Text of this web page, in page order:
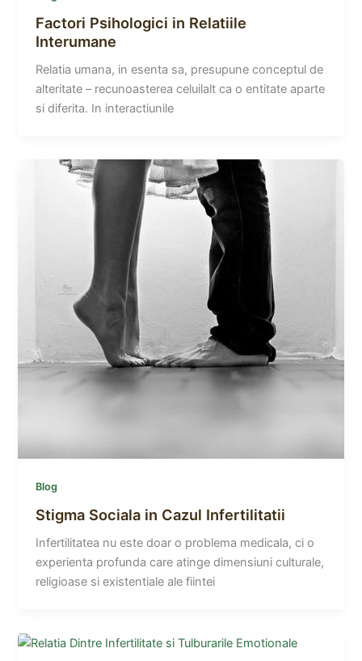
Factori Psihologici in Relatiile
Interumane
Relatia umana, in esenta sa, presupune conceptul de
alteritate – recunoasterea celuilalt ca o entitate aparte
si diferita. In interactiunile
Blog
Stigma Sociala in Cazul Infertilitatii
Infertilitatea nu este doar o problema medicala, ci o
experienta profunda care atinge dimensiuni culturale,
religioase si existentiale ale fiintei